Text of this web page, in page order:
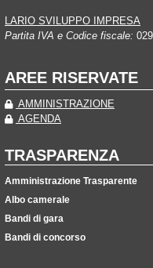
LARIO SVILUPPO IMPRESA
Partita IVA e Codice fiscale:
AREE RISERVATE
AMMINISTRAZIONE
AGENDA
TRASPARENZA
Amministrazione Trasparente
Albo camerale
Bandi di gara
Bandi di concorso